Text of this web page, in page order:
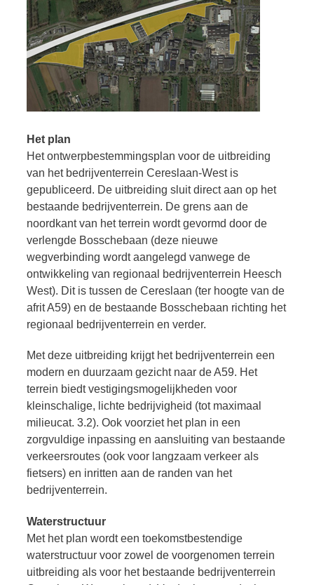
Het plan
Het ontwerpbestemmingsplan voor de uitbreiding
van het bedrijventerrein Cereslaan-West is
gepubliceerd. De uitbreiding sluit direct aan op het
bestaande bedrijventerrein. De grens aan de
noordkant van het terrein wordt gevormd door de
verlengde Bosschebaan (deze nieuwe
wegverbinding wordt aangelegd vanwege de
ontwikkeling van regionaal bedrijventerrein Heesch
West). Dit is tussen de Cereslaan (ter hoogte van de
afrit A59) en de bestaande Bosschebaan richting het
regionaal bedrijventerrein en verder.
Met deze uitbreiding krijgt het bedrijventerrein een
modern en duurzaam gezicht naar de A59. Het
terrein biedt vestigingsmogelijkheden voor
kleinschalige, lichte bedrijvigheid (tot maximaal
milieucat. 3.2). Ook voorziet het plan in een
zorgvuldige inpassing en aansluiting van bestaande
verkeersroutes (ook voor langzaam verkeer als
fietsers) en inritten aan de randen van het
bedrijventerrein.
Waterstructuur
Met het plan wordt een toekomstbestendige
waterstructuur voor zowel de voorgenomen terrein
uitbreiding als voor het bestaande bedrijventerrein